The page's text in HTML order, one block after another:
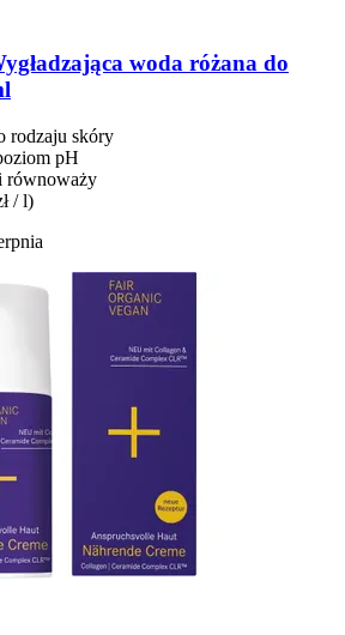
woda różana do
rodzaju skóry
pH
równoważy
/ l)